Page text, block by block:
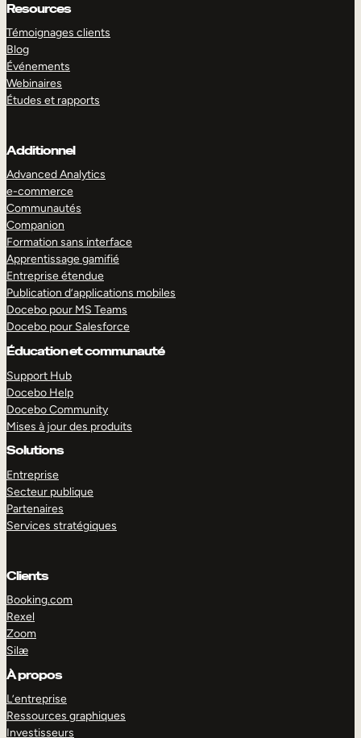
Resources
Témoignages clients
Blog
Événements
Webinaires
Études et rapports
Additionnel
Advanced Analytics
e-commerce
Communautés
Companion
Formation sans interface
Apprentissage gamifié
Entreprise étendue
Publication d’applications mobiles
Docebo pour MS Teams
Docebo pour Salesforce
Éducation et communauté
Support Hub
Docebo Help
Docebo Community
Mises à jour des produits
Solutions
Entreprise
Secteur publique
Partenaires
Services stratégiques
Clients
Booking.com
Rexel
Zoom
Silæ
À propos
L’entreprise
Ressources graphiques
Investisseurs